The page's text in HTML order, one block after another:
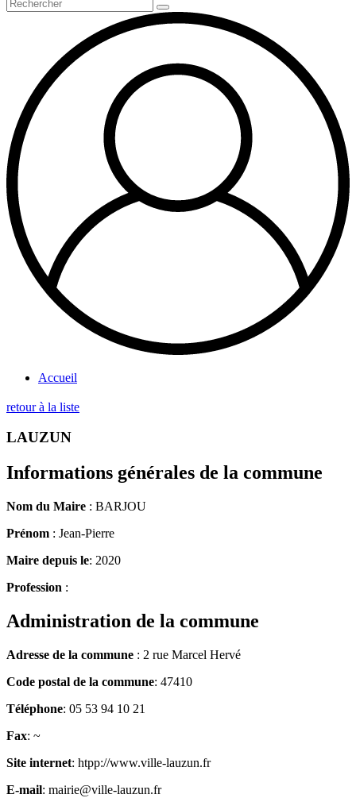
Accueil
retour à la liste
LAUZUN
Informations générales de la commune
Nom du Maire : BARJOU
Prénom : Jean-Pierre
Maire depuis le: 2020
Profession :
Administration de la commune
Adresse de la commune : 2 rue Marcel Hervé
Code postal de la commune: 47410
Téléphone: 05 53 94 10 21
Fax: ~
Site internet: htpp://www.ville-lauzun.fr
E-mail: mairie@ville-lauzun.fr